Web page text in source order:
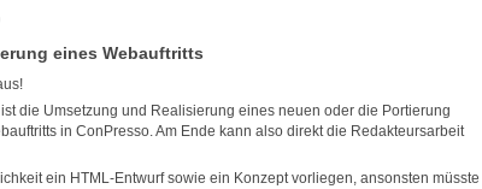
eines Webauftritts
die Umsetzung und Realisierung eines neuen oder die Portierung
in ConPresso. Am Ende kann also direkt die Redakteursarbeit
ein HTML-Entwurf sowie ein Konzept vorliegen, ansonsten müsste